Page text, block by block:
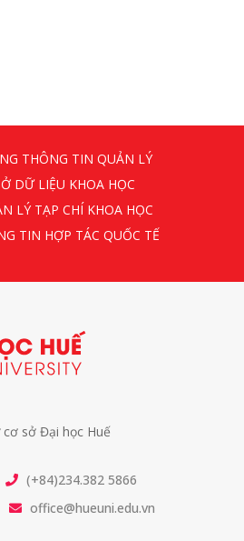
THÔNG TIN QUẢN LÝ
DỮ LIỆU KHOA HỌC
LÝ TẠP CHÍ KHOA HỌC
TIN HỢP TÁC QUỐC TẾ
sở Đại học Huế
(+84)234.382 5866
office@hueuni.edu.vn